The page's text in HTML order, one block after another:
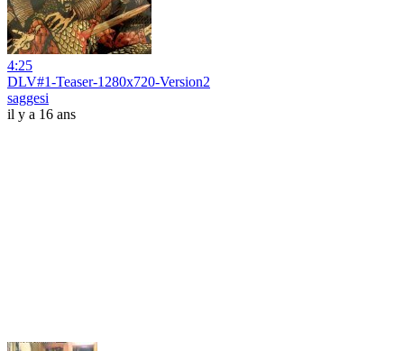
4:25
DLV#1-Teaser-1280x720-Version2
saggesi
il y a 16 ans